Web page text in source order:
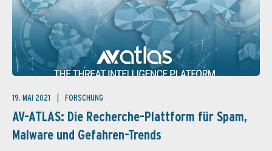
19. MAI 2021 FORSCHUNG
AV-ATLAS: Die Recherche-Plattform für Spam,
Malware und Gefahren-Trends